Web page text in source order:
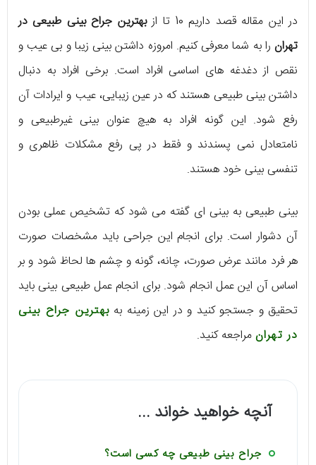
در این مقاله قصد داریم 10 تا از
بهترین جراح بینی طبیعی در
تهران را به شما معرفی کنیم. امروزه داشتن بینی زیبا و بی عیب و
نقص از دغدغه های اساسی افراد است. برخی افراد به دنبال
داشتن بینی طبیعی هستند که در عین زیبایی، عیب و ایرادات آن
رفع شود. این گونه افراد به هیچ عنوان بینی غیرطبیعی و
نامتعادل نمی پسندند و فقط در پی رفع مشکلات ظاهری و
تنفسی بینی خود هستند.
بینی طبیعی به بینی ای گفته می شود که تشخیص عملی بودن
آن دشوار است. برای انجام این جراحی باید مشخصات صورت
هر فرد مانند عرض صورت، چانه، گونه و چشم ها لحاظ شود و بر
اساس آن این عمل انجام شود. برای انجام عمل طبیعی بینی باید
تحقیق و جستجو کنید و در این زمینه بهبهترین جراح بینی
در تهرانمراجعه کنید.
آنچه خواهید خواند ...
جراح بینی طبیعی چه کسی است؟